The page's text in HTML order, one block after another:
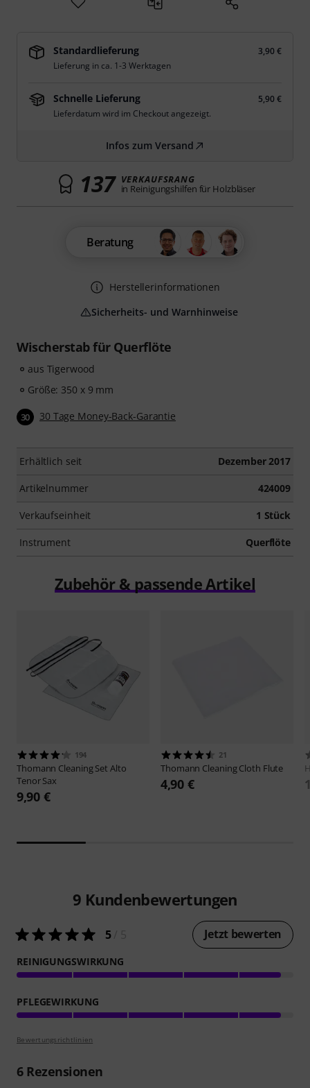
Wischerstab für Querflöte
aus Tigerwood
Größe: 350 x 9 mm
30 30 Tage Money-Back-Garantie
Erhältlich seit Dezember 2017
Artikelnummer 424009
Verkaufseinheit 1 Stück
Instrument Querflöte
Standardlieferung
3,90 €
Lieferung in ca. 1-3 Werktagen
Schnelle Lieferung
5,90 €
Lieferdatum wird im Checkout angezeigt.
Infos zum Versand
137 VERKAUFSRANG
in Reinigungshilfen für Holzbläser
Beratung
Herstellerinformationen
Sicherheits- und Warnhinweise
Zubehör & passende Artikel
194
Thomann Cleaning Set Alto
Tenor Sax
9,90 €
21
Thomann Cleaning Cloth Flute
4,90 €
9 Kundenbewertungen
5/ 5 Jetzt bewerten
REINIGUNGSWIRKUNG
PFLEGEWIRKUNG
Bewertungsrichtlinien
6Rezensionen